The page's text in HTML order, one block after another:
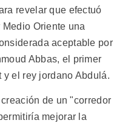
revelar que efectuó
Oriente una
aceptable por
Abbas, el primer
el rey jordano Abdulá.
de un "corredor
mejorar la